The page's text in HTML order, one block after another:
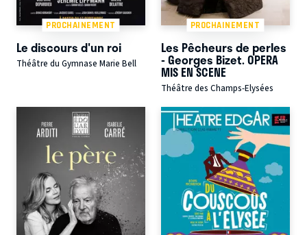
PROCHAINEMENT
Le discours d'un roi
Théâtre du Gymnase Marie Bell
PROCHAINEMENT
Les Pêcheurs de perles
- Georges Bizet. OPERA
MIS EN SCENE
Théâtre des Champs-Elysées